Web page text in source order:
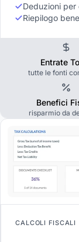
Deduzioni per
Riepilogo
Entrate
tutte le fonti
Benefici
risparmio da
CALCOLI FISCALI